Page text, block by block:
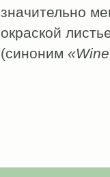
значительно
окраской
(синоним